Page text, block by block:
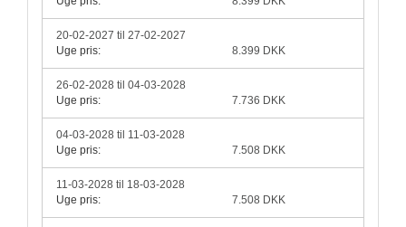
20-02-2027 til 27-02-2027
Uge pris:
8.399 DKK
26-02-2028 til 04-03-2028
Uge pris:
7.736 DKK
04-03-2028 til 11-03-2028
Uge pris:
7.508 DKK
11-03-2028 til 18-03-2028
Uge pris:
7.508 DKK